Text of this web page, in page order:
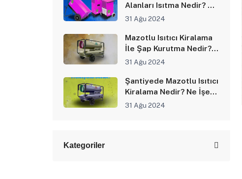
Alanları Isıtma Nedir? Ne
İşe Yarar?
31 Ağu 2024
Mazotlu Isıtıcı Kiralama
İle Şap Kurutma Nedir?
Ne İşe Yarar?
31 Ağu 2024
Şantiyede Mazotlu Isıtıcı
Kiralama Nedir? Ne İşe
Yarar?
31 Ağu 2024
Kategoriler